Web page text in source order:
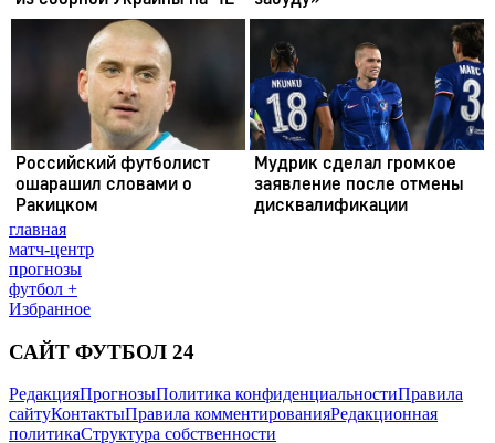
главная
матч-центр
прогнозы
футбол +
Избранное
САЙТ ФУТБОЛ 24
РедакцияПрогнозыПолитика конфиденциальностиПравила
сайтуКонтактыПравила комментированияРедакционная
политикаСтруктура собственности